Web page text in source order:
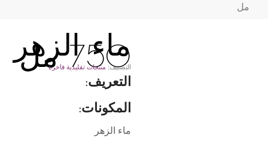
ماء الزهر
750 ملالتصنيف:منتجات تقليدية فاخرة
التعريف:
المكونات:
ماء الزهر